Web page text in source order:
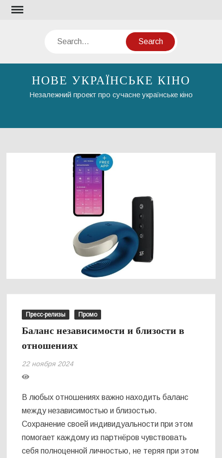
Skip
Search
НОВЕ УКРАЇНСЬКЕ КІНО
Незалежний проект про сучасне українське кіно
Пресс-релизы Промо
Баланс независимости и близости в
отношениях
22 ноября 2024
В любых отношениях важно находить баланс
между независимостью и близостью.
Сохранение своей индивидуальности при этом
помогает каждому из партнёров чувствовать
себя полноценной личностью, не теряя при этом